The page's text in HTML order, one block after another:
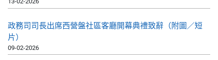
政務司司長出席西營盤社區客廳開幕典禮致辭（附圖／短
片）
09-02-2026